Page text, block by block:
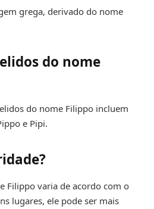
grega, derivado do nome
do nome
do nome Filippo incluem
e Pipi.
Filippo varia de acordo com o
lugares, ele pode ser mais